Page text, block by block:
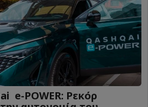
e-POWER: Ρεκόρ